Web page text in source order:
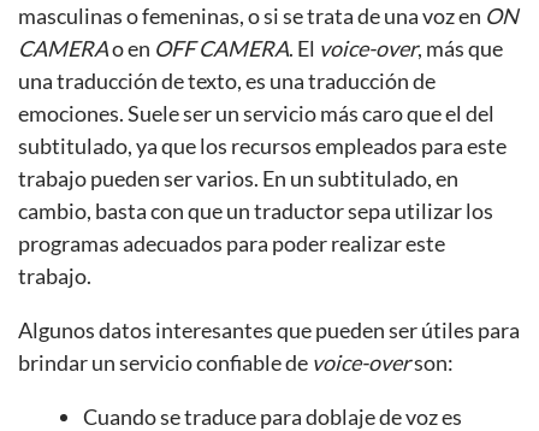
masculinas o femeninas, o si se trata de una voz en ON
CAMERAo en OFF CAMERA. El voice-over, más que
una traducción de texto, es una traducción de
emociones. Suele ser un servicio más caro que el del
subtitulado, ya que los recursos empleados para este
trabajo pueden ser varios. En un subtitulado, en
cambio, basta con que un traductor sepa utilizar los
programas adecuados para poder realizar este
trabajo.
Algunos datos interesantes que pueden ser útiles para
brindar un servicio confiable de voice-overson:
Cuando se traduce para doblaje de voz es